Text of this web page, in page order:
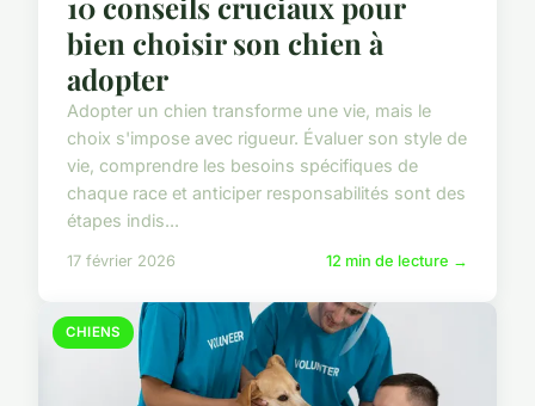
bien choisir son chien à
adopter
Adopter un chien transforme une vie, mais le
choix s'impose avec rigueur. Évaluer son style de
vie, comprendre les besoins spécifiques de
chaque race et anticiper responsabilités sont des
étapes indis...
17 février 2026 12 min de lecture →
CHIENS